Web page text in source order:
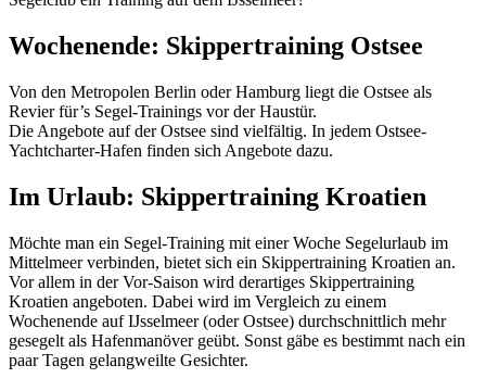
Wochenende: Skippertraining Ostsee
Von den Metropolen Berlin oder Hamburg liegt die Ostsee als
Revier für’s Segel-Trainings vor der Haustür.
Die Angebote auf der Ostsee sind vielfältig. In jedem Ostsee-
Yachtcharter-Hafen finden sich Angebote dazu.
Im Urlaub: Skippertraining Kroatien
Möchte man ein Segel-Training mit einer Woche Segelurlaub im
Mittelmeer verbinden, bietet sich ein Skippertraining Kroatien an.
Vor allem in der Vor-Saison wird derartiges Skippertraining
Kroatien angeboten. Dabei wird im Vergleich zu einem
Wochenende auf IJsselmeer (oder Ostsee) durchschnittlich mehr
gesegelt als Hafenmanöver geübt. Sonst gäbe es bestimmt nach ein
paar Tagen gelangweilte Gesichter.